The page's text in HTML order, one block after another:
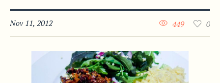
Nov 11, 2012 0
449